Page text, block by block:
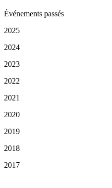
Événements passés
2025
2024
2023
2022
2021
2020
2019
2018
2017